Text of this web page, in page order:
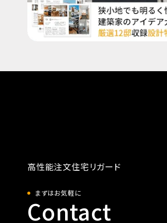
高性能注文住宅リガード
まずはお気軽に
Contact